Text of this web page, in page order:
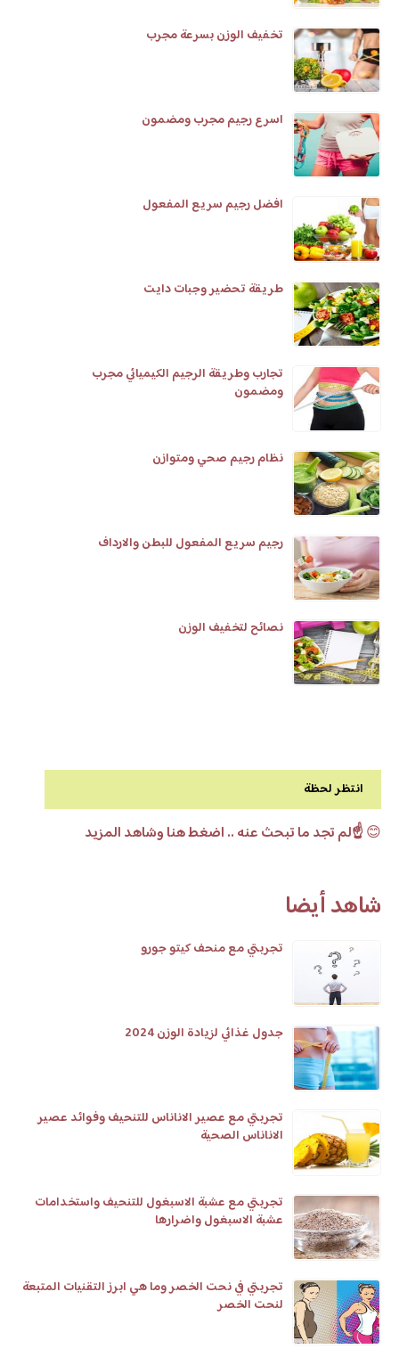
تخفيف الوزن بسرعة مجرب
اسرع رجيم مجرب ومضمون
افضل رجيم سريع المفعول
طريقة تحضير وجبات دايت
تجارب وطريقة الرجيم الكيميائي مجرب
ومضمون
نظام رجيم صحي ومتوازن
رجيم سريع المفعول للبطن والارداف
نصائح لتخفيف الوزن
انتظر لحظة
😊☝️لم تجد ما تبحث عنه .. اضغط هنا وشاهد المزيد
شاهد أيضا
تجربتي مع منحف كيتو جورو
جدول غذائي لزيادة الوزن 2024
تجربتي مع عصير الاناناس للتنحيف وفوائد عصير
الاناناس الصحية
تجربتي مع عشبة الاسبغول للتنحيف واستخدامات
عشبة الاسبغول واضرارها
تجربتي في نحت الخصر وما هي ابرز التقنيات المتبعة
لنحت الخصر